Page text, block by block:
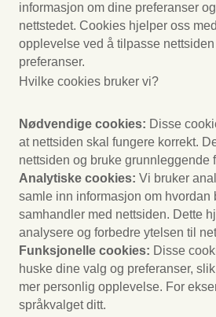
informasjon om dine preferanser
nettstedet. Cookies hjelper oss
opplevelse ved å tilpasse
preferanser.
Hvilke cookies bruker vi?
Nødvendige cookies: Disse
at nettsiden skal fungere korrekt.
nettsiden og bruke grunnleggende
Analytiske cookies: Vi bruker
samle inn informasjon om hvordan
samhandler med nettsiden. Dette
analysere og forbedre ytelsen til
Funksjonelle cookies: Disse
huske dine valg og preferanser,
mer personlig opplevelse. For
språkvalget ditt.